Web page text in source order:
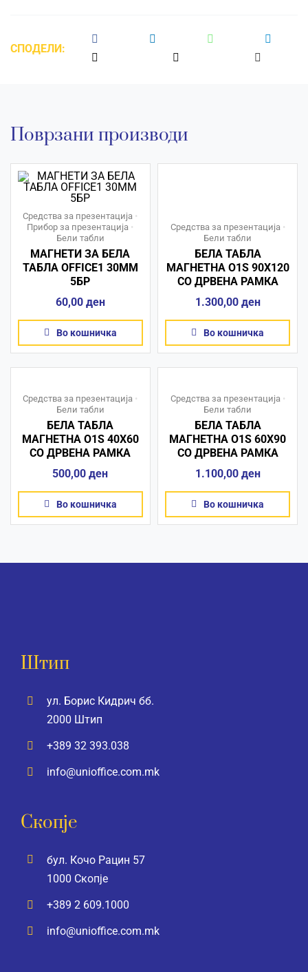
СПОДЕЛИ:
Поврзани производи
Средства за презентација •
Прибор за презентација •
Бели табли
МАГНЕТИ ЗА БЕЛА
ТАБЛА OFFICE1 30ММ
5БР
60,00 ден
Во кошничка
Средства за презентација•
Бели табли
БЕЛА ТАБЛА
МАГНЕТНА O1S 90X120
СО ДРВЕНА РАМКА
1.300,00 ден
Во кошничка
Средства за презентација •
Бели табли
БЕЛА ТАБЛА
МАГНЕТНА O1S 40X60
СО ДРВЕНА РАМКА
500,00ден
Во кошничка
Средства за презентација•
Бели табли
БЕЛА ТАБЛА
МАГНЕТНА O1S 60X90
СО ДРВЕНА РАМКА
1.100,00 ден
Во кошничка
Штип
ул. Борис Кидрич бб.
2000 Штип
+389 32 393.038
info@unioffice.com.mk
Скопје
бул. Кочо Рацин 57
1000 Скопје
+389 2 609.1000
info@unioffice.com.mk